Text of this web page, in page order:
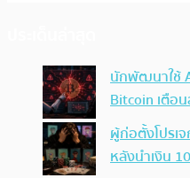
นักพัฒนาใช้
Bitcoin เตือ
ผู้ก่อตั้งโปรเ
หลังนำเงิน